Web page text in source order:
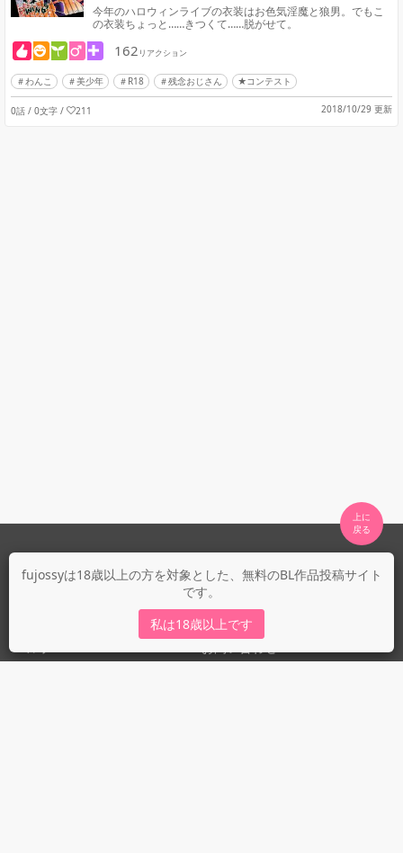
fujossyは18歳以上の方を対象とした、無料のBL作品投稿サイト
です。
私は18歳以上です
今年のハロウィンライブの衣装はお色気淫魔と狼男。でもこ
の衣装ちょっと……きつくて……脱がせて。
162 リアクション
わんこ 美少年 R18 残念おじさん ★コンテスト
0話 / 0文字 / 211 2018/10/29 更新
上に
fujossyについて
fujossy運営ブログ